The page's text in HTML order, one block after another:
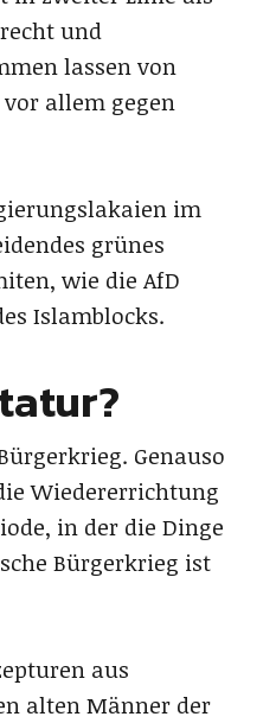
und
lassen von
allem gegen
im
grünes
wie die AfD
Islamblocks.
Genauso
Wiedererrichtung
in der die Dinge
Bürgerkrieg ist
aus
alten Männer der